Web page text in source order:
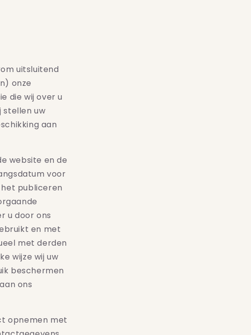
uitsluitend
onze
die wij over u
stellen uw
aan
website en de
voor
publiceren
u door ons
en met
met derden
wijze wij uw
beschermen
ons
opnemen met